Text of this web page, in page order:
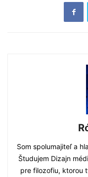
Som spolumajiteľ a
Študujem Dizajn
pre filozofiu, ktorou